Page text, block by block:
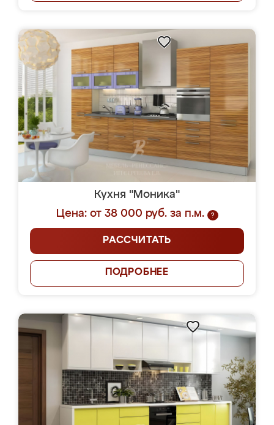
Кухня "Моника"
Цена: от 38 000 руб. за п.м.
?
РАССЧИТАТЬ
ПОДРОБНЕЕ